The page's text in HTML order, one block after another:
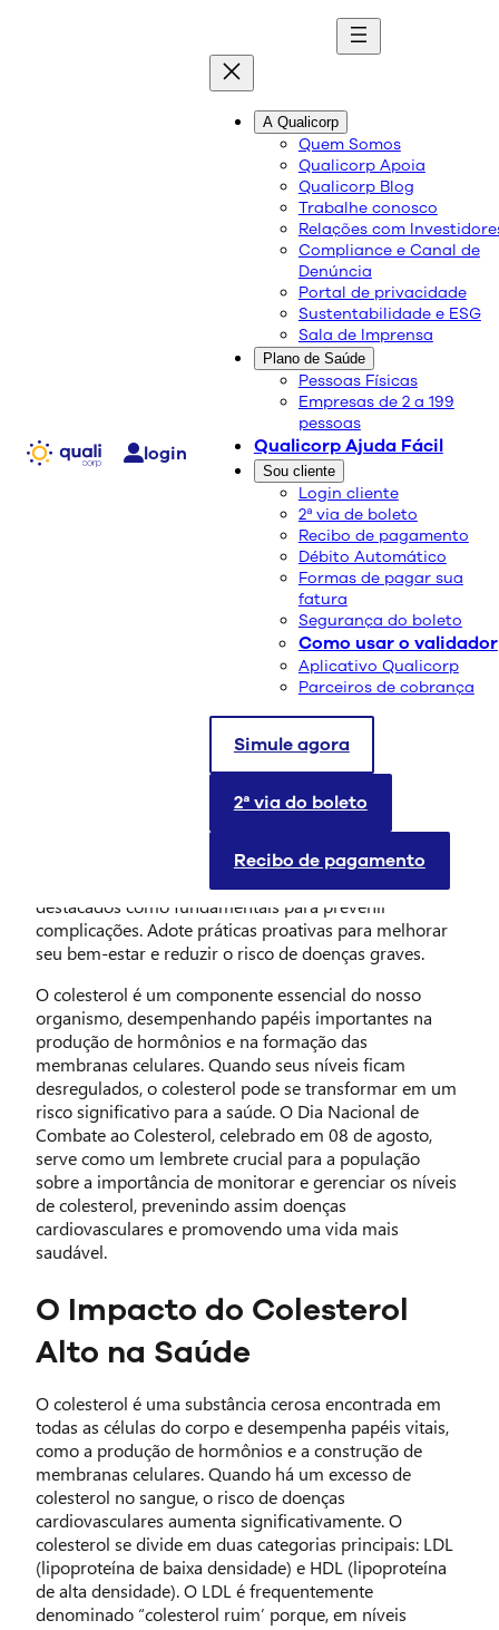
login
A Qualicorp
Quem Somos
Qualicorp Apoia
Qualicorp Blog
Trabalhe conosco
Relações com
Compliance e Canal de
Denúncia
Portal de privacidade
Sustentabilidade e ESG
Sala de Imprensa
Plano de Saúde
Pessoas Físicas
Empresas de 2 a 199
pessoas
Qualicorp Ajuda Fácil
Sou cliente
Login cliente
2ª via de boleto
Recibo de pagamento
Débito Automático
Formas de pagar sua
fatura
Segurança do boleto
Como usar o validador
Aplicativo Qualicorp
Parceiros de cobrança
Simule agora
2ª via do boleto
Recibo de pagamento
blog
Conteúdo de qualidade e as melhores soluções
Dia Nacional de Combate
No Dia Nacional de Combate ao Colesterol, celebrado
em 08 de agosto, conscientize-se sobre a importância
especialmente o LDL, é um dos principais fatores de
risco para infartos e acidentes vasculares cerebrais
(AVCs). O monitoramento regular dos níveis de
colesterol e consultas médicas frequentes também são
destacados como fundamentais para prevenir
complicações. Adote práticas proativas para melhorar
seu bem-estar e reduzir o risco de doenças graves.
O colesterol é um componente essencial do nosso
organismo, desempenhando papéis importantes na
produção de hormônios e na formação das
membranas celulares. Quando seus níveis ficam
desregulados, o colesterol pode se transformar em um
risco significativo para a saúde. O Dia Nacional de
Combate ao Colesterol, celebrado em 08 de agosto,
serve como um lembrete crucial para a população
sobre a importância de monitorar e gerenciar os níveis
de colesterol, prevenindo assim doenças
cardiovasculares e promovendo uma vida mais
saudável.
O Impacto do Colesterol
Alto na Saúde
O colesterol é uma substância cerosa encontrada em
todas as células do corpo e desempenha papéis vitais,
como a produção de hormônios e a construção de
membranas celulares. Quando há um excesso de
colesterol no sangue, o risco de doenças
cardiovasculares aumenta significativamente. O
colesterol se divide em duas categorias principais: LDL
(lipoproteína de baixa densidade) e HDL (lipoproteína
de alta densidade). O LDL é frequentemente
denominado “colesterol ruim’ porque, em níveis